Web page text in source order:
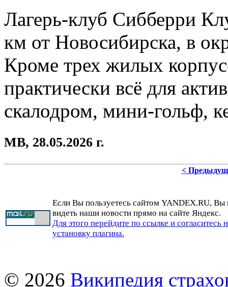
Лагерь-клуб Сибберри
км от Новосибирска, в
Кроме трех жилых
практически всё для
скалодром, мини-гольф,
МВ, 28.05.2026 г.
<
Если Вы пользуетесь сайтом YANDEX.RU, Вы
видеть наши новости прямо на сайте Яндекс.
Для этого перейдите по ссылке и согласитесь
установку плагина.
© 2026 Википедия